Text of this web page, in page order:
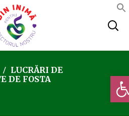
LUCRĂRI DE
DE FOSTA